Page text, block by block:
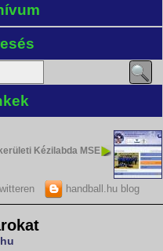
Kézilabda MSE
handball.hu blog